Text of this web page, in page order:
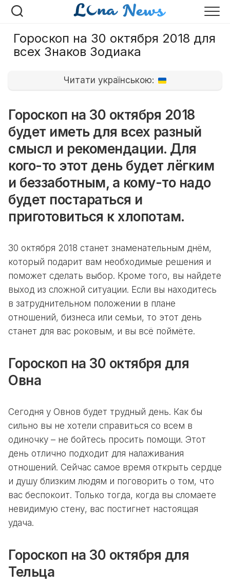
Перейти
Гороскоп на 30 октября 2018 для
всех Знаков Зодиака
Читати українською:
Гороскоп на 30 октября 2018
будет иметь для всех разный
смысл и рекомендации. Для
кого-то этот день будет лёгким
и беззаботным, а кому-то надо
будет постараться и
приготовиться к хлопотам.
30 октября 2018 станет знаменательным днём,
который подарит вам необходимые решения и
поможет сделать выбор. Кроме того, вы найдете
выход из сложной ситуации. Если вы находитесь
в затруднительном положении в плане
отношений, бизнеса или семьи, то этот день
станет для вас роковым, и вы всё поймёте.
Гороскоп на 30 октября для
Овна
Сегодня у Овнов будет трудный день. Как бы
сильно вы не хотели справиться со всем в
одиночку – не бойтесь просить помощи. Этот
день отлично подходит для налаживания
отношений. Сейчас самое время открыть сердце
и душу близким людям и поговорить о том, что
вас беспокоит. Только тогда, когда вы сломаете
невидимую стену, вас постигнет настоящая
удача.
Гороскоп на 30 октября для
Тельца